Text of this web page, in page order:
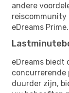
andere
reiscommunity
eDreams Prime.
eDreams
concurrerende
duurder zijn,